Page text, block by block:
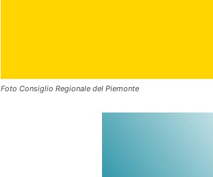
Foto Consiglio Regionale del Piemonte